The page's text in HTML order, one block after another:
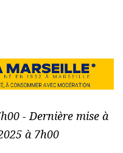
- Dernière mise à
à 7h00